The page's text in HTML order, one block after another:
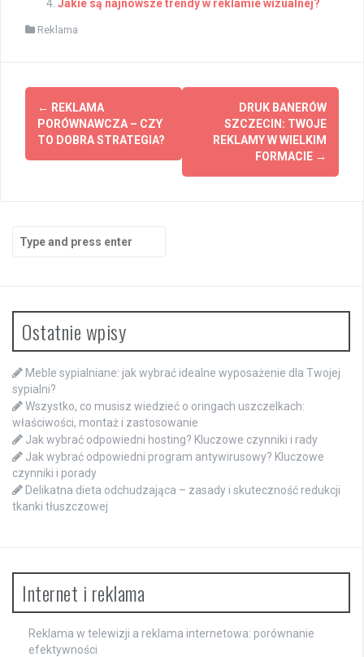
Jakie są najnowsze trendy w reklamie wizualnej?
Reklama
Post
navigation
← REKLAMA
PORÓWNAWCZA – CZY
TO DOBRA STRATEGIA?
DRUK BANERÓW
SZCZECIN: TWOJE
REKLAMY W WIELKIM
FORMACIE →
for:
Ostatnie wpisy
Meble sypialniane: jak wybrać idealne wyposażenie dla Twojej
sypialni?
Wszystko, co musisz wiedzieć o oringach uszczelkach:
właściwości, montaż i zastosowanie
Jak wybrać odpowiedni hosting? Kluczowe czynniki i rady
Jak wybrać odpowiedni program antywirusowy? Kluczowe
czynniki i porady
Delikatna dieta odchudzająca – zasady i skuteczność redukcji
tkanki tłuszczowej
Internet i reklama
Reklama w telewizji a reklama internetowa: porównanie
efektywności